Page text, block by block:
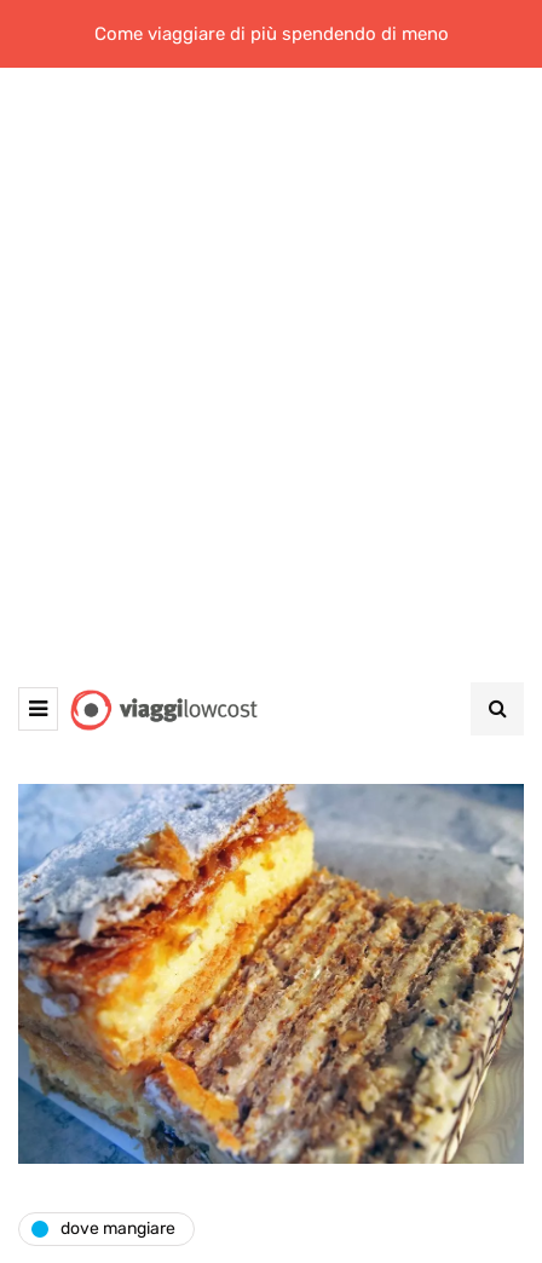
Come viaggiare di più spendendo di meno
dove mangiare